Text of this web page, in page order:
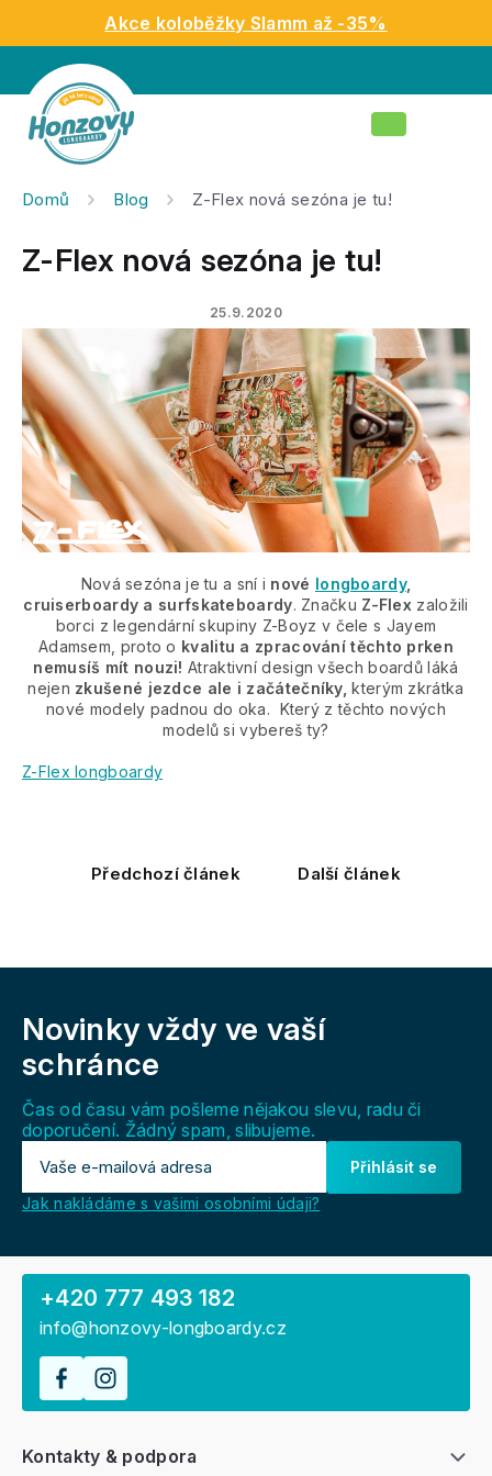
obsah
Akce koloběžky Slamm až -35%
Nákupní
Domů Blog Z-Flex nová sezóna je tu!
Z-Flex nová sezóna je tu!
25.9.2020
Nová sezóna je tu a sní i nové longboardy,
cruiserboardy a surfskateboardy. Značku Z-Flex založili
borci z legendární skupiny Z-Boyz v čele s Jayem
Adamsem, proto o kvalitu a zpracování těchto prken
nemusíš mít nouzi!Atraktivní design všech boardů láká
nejen zkušené jezdce ale i začátečníky, kterým zkrátka
nové modely padnou do oka. Který z těchto nových
modelů si vybereš ty?
Z-Flex longboardy
Předchozí článek Další článek
Novinky vždy ve vaší
schránce
Čas od času vám pošleme nějakou slevu, radu či
doporučení. Žádný spam, slibujeme.
Přihlásit se
Jak nakládáme s vašimi osobními údaji?
Kontakty & podpora
+420 777 493 182
info@honzovy-longboardy.cz